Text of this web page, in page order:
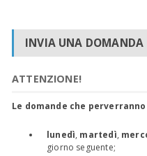
INVIA UNA DOMANDA
ATTENZIONE!
Le domande che
lunedì, martedì,
giorno seguente;